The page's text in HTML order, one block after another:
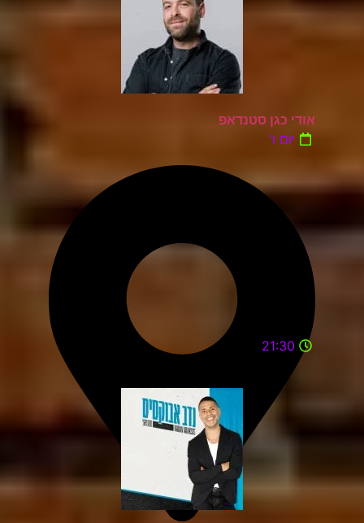
אודי כגן סטנדאפ
יום ו'
21:30